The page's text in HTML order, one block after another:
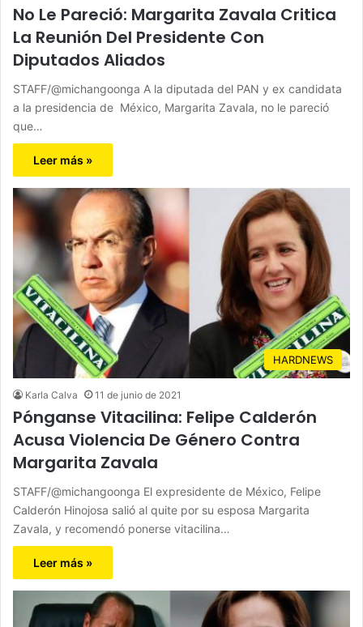
No Le Pareció: Margarita Zavala Critica
La Reunión Del Presidente Con
Diputados Aliados
STAFF/@michangoonga A la diputada del PAN y ex candidata
a la presidencia de México, Margarita Zavala, no le pareció
que…
Leer más »
HARDNEWS
Karla Calva 11 de junio de 2021
Pónganse Vitacilina: Felipe Calderón
Acusa Violencia De Género Contra
Margarita Zavala
STAFF/@michangoonga El expresidente de México, Felipe
Calderón Hinojosa salió al quite por su esposa Margarita
Zavala, y recomendó ponerse vitacilina…
Leer más »